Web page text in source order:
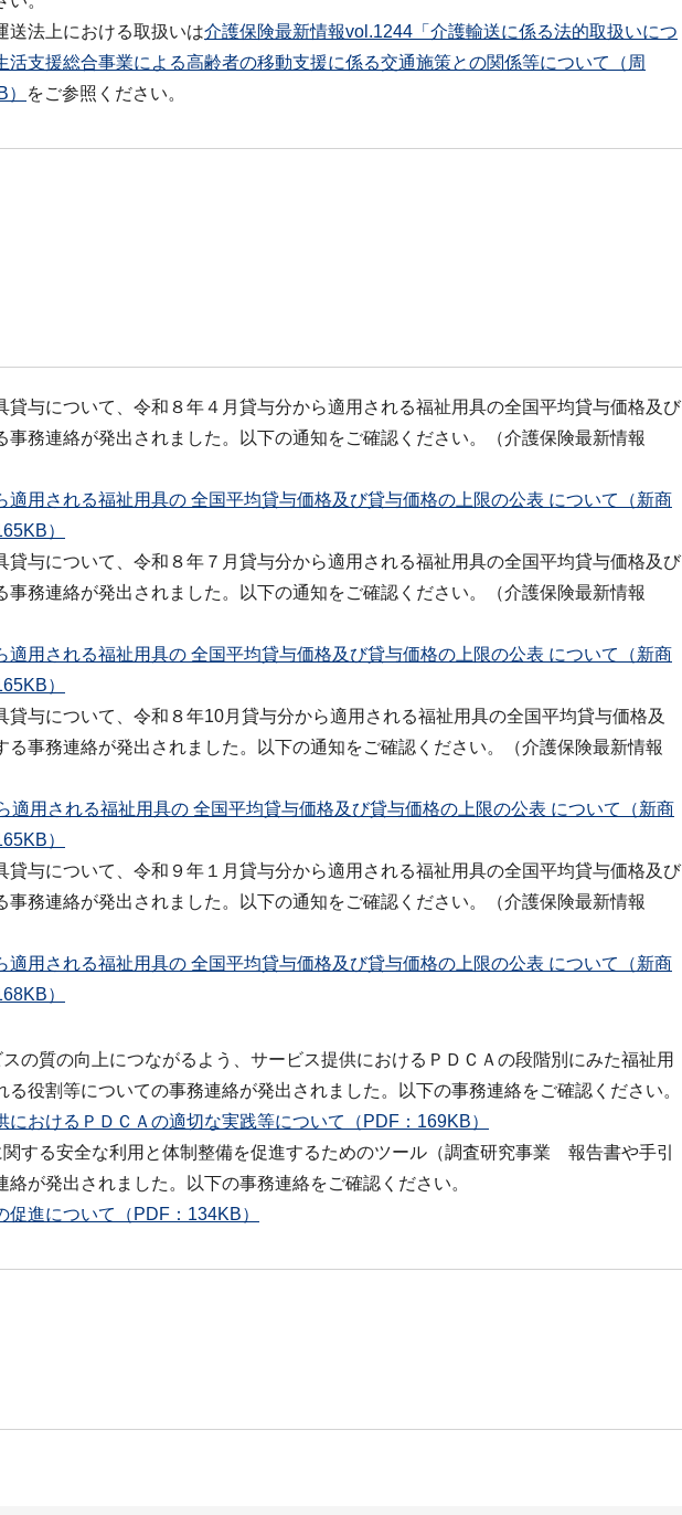
法上における取扱いは介護保険最新情報vol.1244「介護輸送に係る法的取扱いにつ
活支援総合事業による高齢者の移動支援に係る交通施策との関係等について（周
をご参照ください。
与について、令和８年４月貸与分から適用される福祉用具の全国平均貸与価格及び
事務連絡が発出されました。以下の通知をご確認ください。（介護保険最新情報
適用される福祉用具の 全国平均貸与価格及び貸与価格の上限の公表 について（新商
）
与について、令和８年７月貸与分から適用される福祉用具の全国平均貸与価格及び
事務連絡が発出されました。以下の通知をご確認ください。（介護保険最新情報
適用される福祉用具の 全国平均貸与価格及び貸与価格の上限の公表 について（新商
）
与について、令和８年10月貸与分から適用される福祉用具の全国平均貸与価格及
る事務連絡が発出されました。以下の通知をご確認ください。（介護保険最新情報
適用される福祉用具の 全国平均貸与価格及び貸与価格の上限の公表 について（新商
）
与について、令和９年１月貸与分から適用される福祉用具の全国平均貸与価格及び
事務連絡が発出されました。以下の通知をご確認ください。（介護保険最新情報
適用される福祉用具の 全国平均貸与価格及び貸与価格の上限の公表 について（新商
）
の質の向上につながるよう、サービス提供におけるＰＤＣＡの段階別にみた福祉用
る役割等についての事務連絡が発出されました。以下の事務連絡をご確認ください。
におけるＰＤＣＡの適切な実践等について（PDF：169KB）
する安全な利用と体制整備を促進するためのツール（調査研究事業 報告書や手引
絡が発出されました。以下の事務連絡をご確認ください。
進について（PDF：134KB）